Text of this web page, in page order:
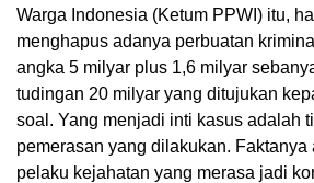
Warga Indonesia (Ketum PPWI) itu,
menghapus adanya perbuatan
angka 5 milyar plus 1,6 milyar
tudingan 20 milyar yang ditujukan
soal. Yang menjadi inti kasus adalah
pemerasan yang dilakukan. Faktanya
pelaku kejahatan yang merasa jadi